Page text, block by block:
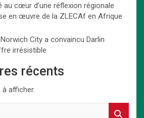
au cœur d’une réflexion régionale
en œuvre de la ZLECAf en Afrique
City a convaincu Darlin
irrésistible
récents
afficher.